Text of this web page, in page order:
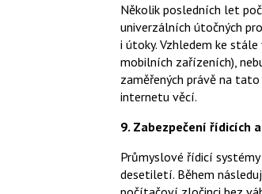
Několik posledních let
univerzálních útočných
i útoky. Vzhledem ke
mobilních zařízeních),
zaměřených právě na
internetu věcí.
9. Zabezpečení řídicích
Průmyslové řídicí
desetiletí. Během